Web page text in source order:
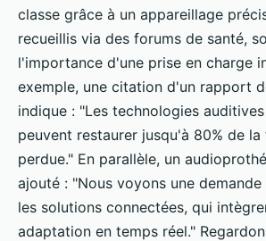
classe grâce à un appareillage
recueillis via des forums de santé,
l'importance d'une prise en charge
exemple, une citation d'un rapport
indique : "Les technologies
peuvent restaurer jusqu'à 80% de
perdue." En parallèle, un
ajouté : "Nous voyons une
les solutions connectées, qui
adaptation en temps réel."